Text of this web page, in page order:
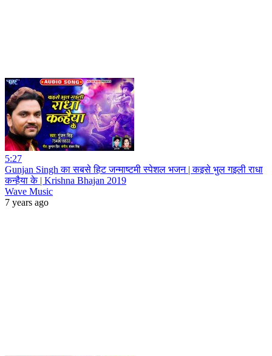
5:27
Gunjan Singh का सबसे हिट जन्माष्टमी स्पेशल भजन | कइसे भुल गइली राधा
कन्हैया के | Krishna Bhajan 2019
Wave Music
7 years ago